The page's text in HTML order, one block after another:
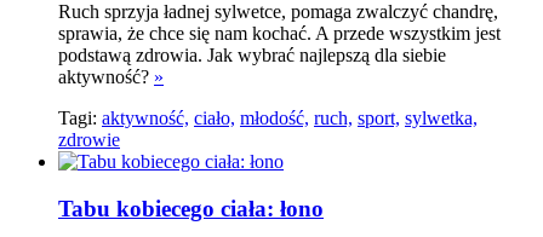
Ruch sprzyja ładnej sylwetce, pomaga zwalczyć chandrę,
sprawia, że chce się nam kochać. A przede wszystkim jest
podstawą zdrowia. Jak wybrać najlepszą dla siebie
aktywność? »
Tagi: aktywność, ciało, młodość, ruch, sport, sylwetka,
zdrowie
Tabu kobiecego ciała: łono